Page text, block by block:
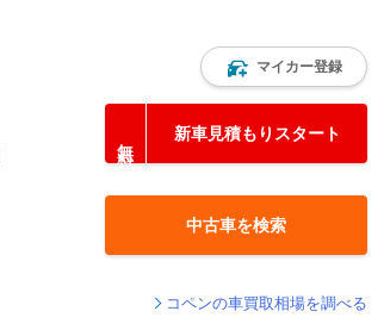
マイカー登録
新車見積もりスタート
中古車を検索
コペンの車買取相場を調べる